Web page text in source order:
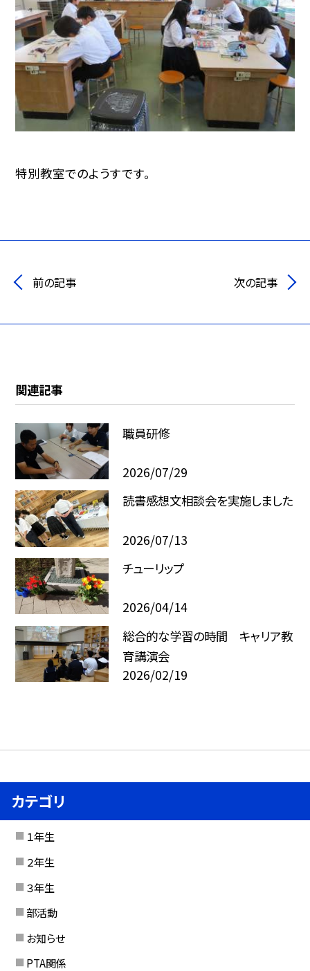
特別教室でのようすです。
前の記事 次の記事
関連記事
職員研修
2026/07/29
読書感想文相談会を実施しました
2026/07/13
チューリップ
2026/04/14
総合的な学習の時間 キャリア教
育講演会
2026/02/19
カテゴリ
１年生
２年生
３年生
部活動
お知らせ
PTA関係